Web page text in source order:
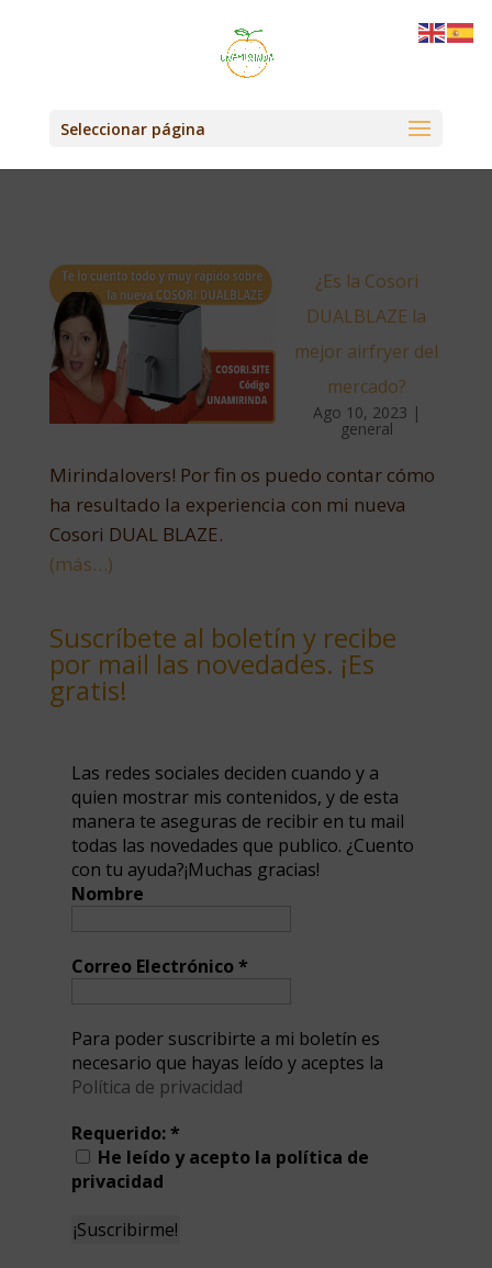
Seleccionar página
¿Es la Cosori
DUALBLAZE la
mejor airfryer del
mercado?
Ago 10, 2023 |
general
Mirindalovers! Por fin os puedo contar cómo
ha resultado la experiencia con mi nueva
Cosori DUAL BLAZE.
(más…)
Suscríbete al boletín y recibe
por mail las novedades. ¡Es
gratis!
Las redes sociales deciden cuando y a
quien mostrar mis contenidos, y de esta
manera te aseguras de recibir en tu mail
todas las novedades que publico. ¿Cuento
con tu ayuda?¡Muchas gracias!
Nombre
Correo Electrónico*
Para poder suscribirte a mi boletín es
necesario que hayas leído y aceptes la
Política de privacidad
Requerido:*
He leído y acepto la política de
privacidad